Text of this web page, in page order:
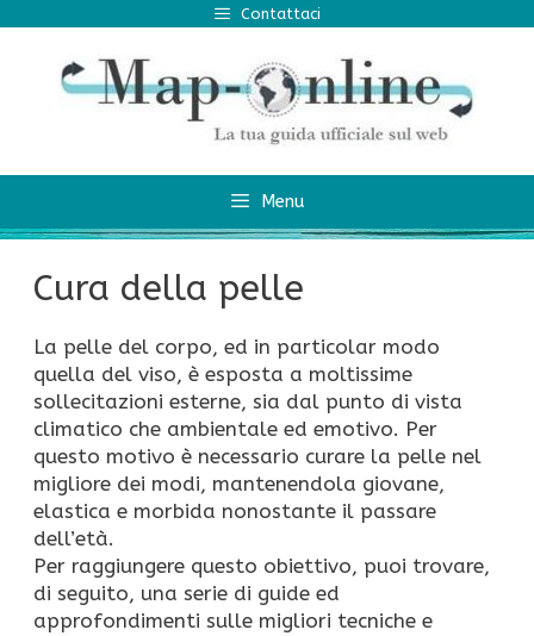
contenuto
Contattaci
Menu
Cura della pelle
La pelle del corpo, ed in particolar modo
quella del viso, è esposta a moltissime
sollecitazioni esterne, sia dal punto di vista
climatico che ambientale ed emotivo. Per
questo motivo è necessario curare la pelle nel
migliore dei modi, mantenendola giovane,
elastica e morbida nonostante il passare
dell’età.
Per raggiungere questo obiettivo, puoi trovare,
di seguito, una serie di guide ed
approfondimenti sulle migliori tecniche e